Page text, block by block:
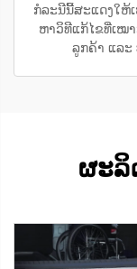
ກໍລະນີນີ້ສະແດງໃຫ້
ຫາວິທີແກ້ໄຂທີ່ເໝ
ລູກຄ້າ ແລະ
ຜະລິ